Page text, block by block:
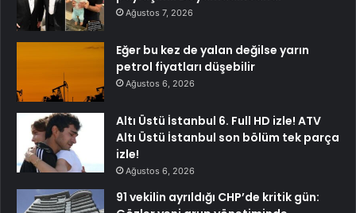
Ağustos 7, 2026
Eğer bu kez de yalan değilse yarın
petrol fiyatları düşebilir
Ağustos 6, 2026
Altı Üstü İstanbul 6. Full HD izle! ATV
Altı Üstü İstanbul son bölüm tek parça
izle!
Ağustos 6, 2026
91 vekilin ayrıldığı CHP’de kritik gün: